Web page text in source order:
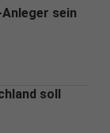
sein
soll